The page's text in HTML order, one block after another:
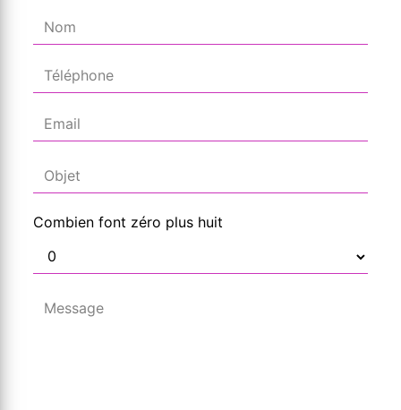
Combien font zéro plus huit